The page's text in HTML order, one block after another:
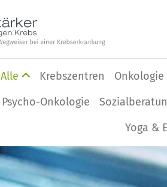
Alle Krebszentren Onkologie
Psycho-Onkologie
Yoga &